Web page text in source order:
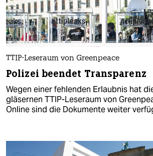
TTIP-Leseraum von Greenpeace
Polizei beendet Transparenz
Wegen einer fehlenden Erlaubnis hat
gläsernen TTIP-Leseraum von
Online sind die Dokumente weiter